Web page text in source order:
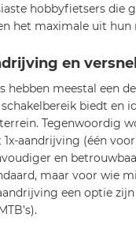
hobbyfietsers die
het maximale uit hun
en
hebben meestal een
biedt en
Tegenwoordig
aandrijving (één
en
maar voor wie
een optie